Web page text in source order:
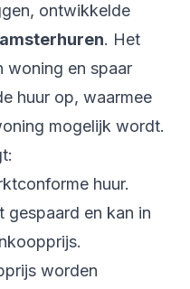
ontwikkelde
. Het
woning en spaar
huur op, waarmee
mogelijk wordt.
huur.
gespaard en kan in
worden